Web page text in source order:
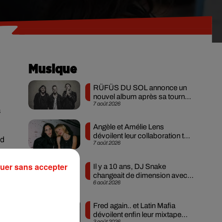
Musique
7 août 2026
RÜFÜS DU SOL annonce un
nouvel album après sa tournée
mondiale
7 août 2026
Angèle et Amélie Lens
dévoilent leur collaboration tant
attendue
6 août 2026
Il y a 10 ans, DJ Snake
changeait de dimension avec
son premier...
Fred again.. et Latin Mafia
dévoilent enfin leur mixtape
sans accepter